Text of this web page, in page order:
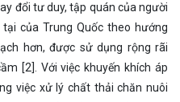
đổi tư duy, tập quán của người
của Trung Quốc theo hướng
hơn, được sử dụng rộng rãi
[2]. Với việc khuyến khích áp
việc xử lý chất thải chăn nuôi